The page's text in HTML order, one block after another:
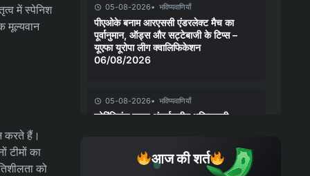
में स्पेनिश
मूल्यवान
करते हैं।
टीमों का
को
05-08-2026 भविष्यवाणियाँ
पीएओके बनाम आरएससी एंडरलेक्ट मैच का
पूर्वानुमान, ऑड्स और सट्टेबाजी के टिप्स –
यूएफा यूरोपा लीग क्वालिफिकेशन
06/08/2026
05-08-2026 भविष्यवाणियाँ
कोरिंथियंस बनाम अंतर्राष्ट्रीय भविष्यवाणी,
आज की शर्त